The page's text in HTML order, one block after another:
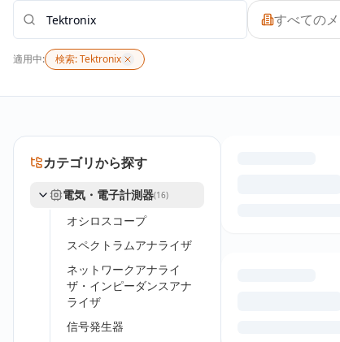
すべての
適用中: 検索: Tektronix
カテゴリから探す
電気・電子計測器(16)
オシロスコープ
スペクトラムアナライザ
ネットワークアナライ
ザ・インピーダンスアナ
ライザ
信号発生器